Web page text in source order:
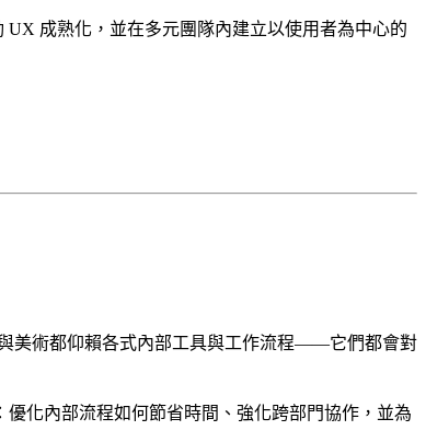
成熟化，並在多元團隊內建立以使用者為中心的
美術都仰賴各式內部工具與工作流程——它們都會對
化內部流程如何節省時間、強化跨部門協作，並為